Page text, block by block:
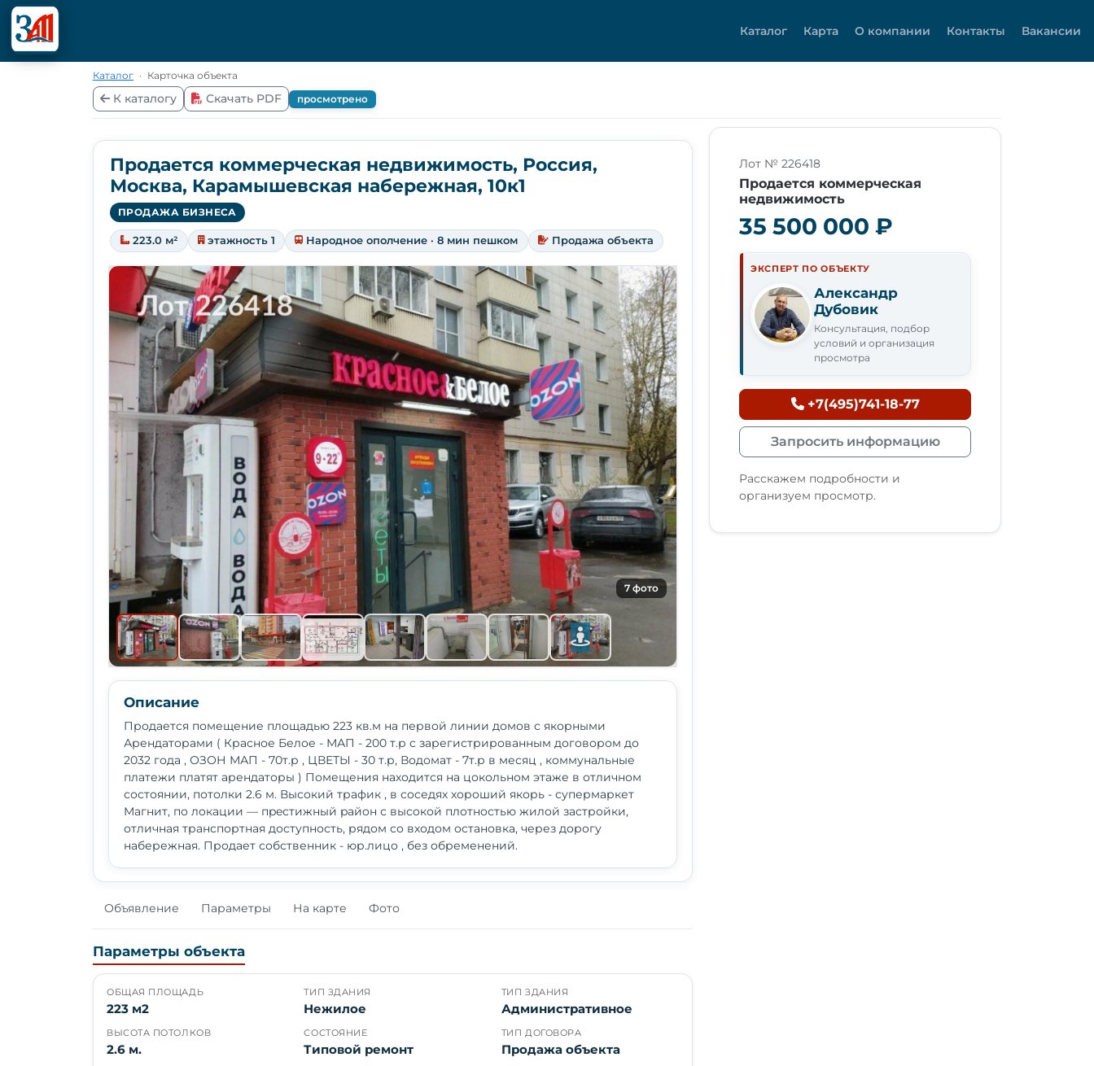
Каталог Карта О компании Контакты Вакансии
Каталог · Карточка объекта
К каталогу Скачать PDF просмотрено
Продается коммерческая недвижимость, Россия,
Москва, Карамышевская набережная, 10к1
ПРОДАЖА БИЗНЕСА
223.0 м² этажность 1 Народное ополчение · 8 мин пешком Продажа объекта
7 фото
Описание
Продается помещение площадью 223 кв.м на первой линии домов с якорными
Арендаторами ( Красное Белое - МАП - 200 т.р с зарегистрированным договором до
2032 года , ОЗОН МАП - 70т.р , ЦВЕТЫ - 30 т.р, Водомат - 7т.р в месяц , коммунальные
платежи платят арендаторы ) Помещения находится на цокольном этаже в отличном
состоянии, потолки 2.6 м. Высокий трафик , в соседях хороший якорь - супермаркет
Магнит, по лoкaции — пpeстижный pайoн с высoкой плoтнoстью жилoй зaстройки,
отличная транспортная доступность, рядом со входом остановка, через дорогу
набережная. Продает собственник - юр.лицо , без обременений.
Объявление Параметры На карте Фото
Параметры объекта
ОБЩАЯ ПЛОЩАДЬ
223 м2
ТИП ЗДАНИЯ
Нежилое
ТИП ЗДАНИЯ
Административное
ВЫСОТА ПОТОЛКОВ
2.6 м.
СОСТОЯНИЕ
Типовой ремонт
ТИП ДОГОВОРА
Продажа объекта
Лот № 226418
Продается коммерческая
недвижимость
35 500 000 ₽
ЭКСПЕРТ ПО ОБЪЕКТУ
Александр
Дубовик
Консультация, подбор
условий и организация
просмотра
+7(495)741-18-77
Запросить информацию
Расскажем подробности и
организуем просмотр.